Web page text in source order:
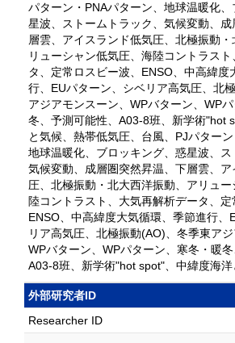
パターン・PNAパターン、地球温暖化
星波、ストームトラック、気候変動、
層雲、アイスランド低気圧、北極振動
リューシャン低気圧、海陸コントラス
タ、定常ロスビー波、ENSO、中高緯度
行、EUパターン、シベリア高気圧、北
アジアモンスーン、WPバターン、WP
冬、予測可能性、A03-8班、新学術"hot
と気候、熱帯低気圧、台風、PJパターン
地球温暖化、ブロッキング、惑星波、ス
気候変動、成層圏突然昇温、下層雲、
圧、北極振動・北大西洋振動、アリュ
陸コントラスト、大気再解析データ、定
ENSO、中高緯度大気循環、季節進行、
リア高気圧、北極振動(AO)、冬季東アジ
WPバターン、WPパターン、寒冬・暖冬
A03-8班、新学術"hot spot"、中緯度海洋
外部研究者ID
Researcher ID